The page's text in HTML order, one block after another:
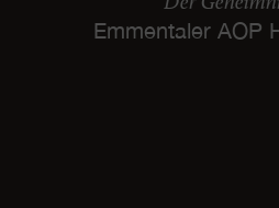
Emmentaler AOP